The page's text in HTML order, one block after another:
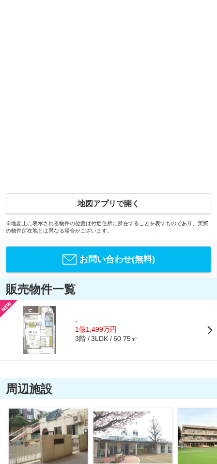
地図アプリで開く
※地図上に表示される物件の位置は付近住所に所在することを表すものであり、実際
の物件所在地とは異なる場合がございます。
お問い合わせ(無料)
販売物件一覧
-
1億1,499万円
3階 3LDK 60.75㎡
周辺施設